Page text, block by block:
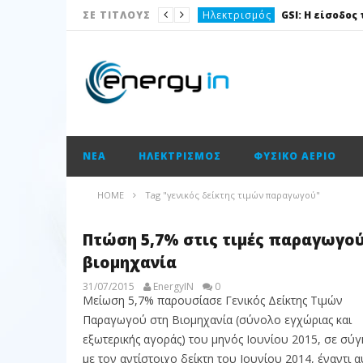
ΣΕ ΤΙΤΛΟΥΣ Ηλεκτρισμός
Νέα
Ισολογισμοί
Νέα
ΝΈΑ ΗΛΕΚΤΡΙΣΜΌΣ ΦΥΣΙΚΌ ΑΈΡΙΟ
HOME Tag "γενικός δείκτης τιμών παραγωγού"
Πτώση 5,7% στις τιμές
βιομηχανία
31/07/2015 EnergyIN 0
Μείωση 5,7% παρουσίασε Γενικός Δείκτης Τιµών
Παραγωγού στη Βιοµηχανία (σύνολο εγχώριας και
εξωτερικής αγοράς) του µηνός Ιουνίου 2015, σε
µε τον αντίστοιχο δείκτη του Ιουνίου 2014, έναντι